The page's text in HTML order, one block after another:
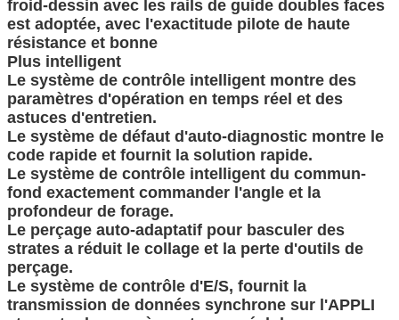
froid-dessin avec les rails de guide doubles faces
est adoptée, avec l'exactitude pilote de haute
résistance et bonne
Plus intelligent
Le système de contrôle intelligent montre des
paramètres d'opération en temps réel et des
astuces d'entretien.
Le système de défaut d'auto-diagnostic montre le
code rapide et fournit la solution rapide.
Le système de contrôle intelligent du commun-
fond exactement commander l'angle et la
profondeur de forage.
Le perçage auto-adaptatif pour basculer des
strates a réduit le collage et la perte d'outils de
perçage.
Le système de contrôle d'E/S, fournit la
transmission de données synchrone sur l'APPLI